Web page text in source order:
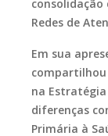
consolidação
Redes de
Em sua
na
diferenças
Primária à